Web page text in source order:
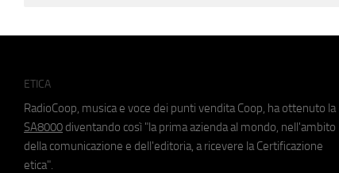
ETICA
RadioCoop, musica e voce dei punti vendita Coop, ha ottenuto la
SA8000 diventando così "la prima azienda al mondo, nell'ambito
della comunicazione e dell'editoria, a ricevere la Certificazione
etica".